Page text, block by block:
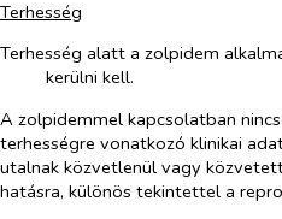
Terhesség
Terhesség alatt a zolpidem
kerülni kell.
A zolpidemmel kapcsolatban
terhességre vonatkozó klinikai
utalnak közvetlenül vagy
hatásra, különös tekintettel a